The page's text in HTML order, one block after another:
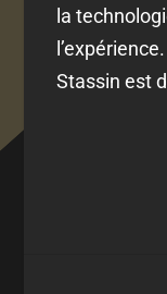
la
Stassin est